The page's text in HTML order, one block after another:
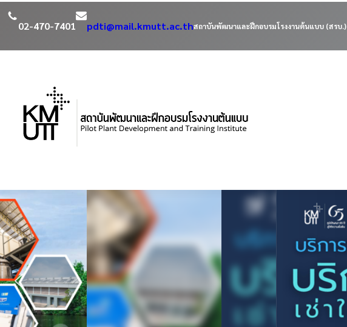
02-470-7401 pdti@mail.kmutt.ac.thสถาบันพัฒนาและฝึกอบรมโรงงานต้นแบบ (สรบ.)